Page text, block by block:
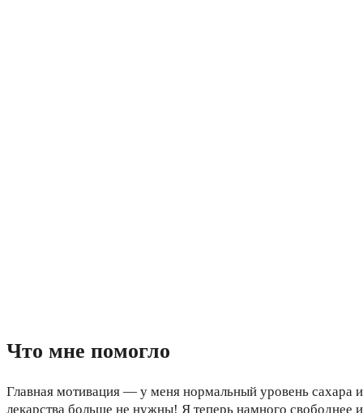
Что мне помогло
Главная мотивация — у меня нормальный уровень сахара и
лекарства больше не нужны! Я теперь намного свободнее и